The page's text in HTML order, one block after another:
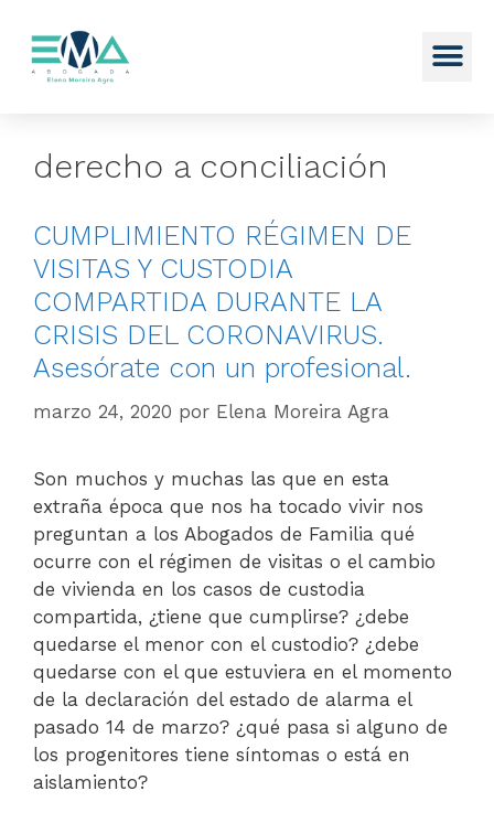
derecho a conciliación
CUMPLIMIENTO RÉGIMEN DE
VISITAS Y CUSTODIA
COMPARTIDA DURANTE LA
CRISIS DEL CORONAVIRUS.
Asesórate con un profesional.
marzo 24, 2020 por Elena Moreira Agra
Son muchos y muchas las que en esta
extraña época que nos ha tocado vivir nos
preguntan a los Abogados de Familia qué
ocurre con el régimen de visitas o el cambio
de vivienda en los casos de custodia
compartida, ¿tiene que cumplirse? ¿debe
quedarse el menor con el custodio? ¿debe
quedarse con el que estuviera en el momento
de la declaración del estado de alarma el
pasado 14 de marzo? ¿qué pasa si alguno de
los progenitores tiene síntomas o está en
aislamiento?